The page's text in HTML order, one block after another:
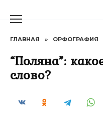
ГЛАВНАЯ » ОРФОГРАФИЯ
“Поляна”:
слово?